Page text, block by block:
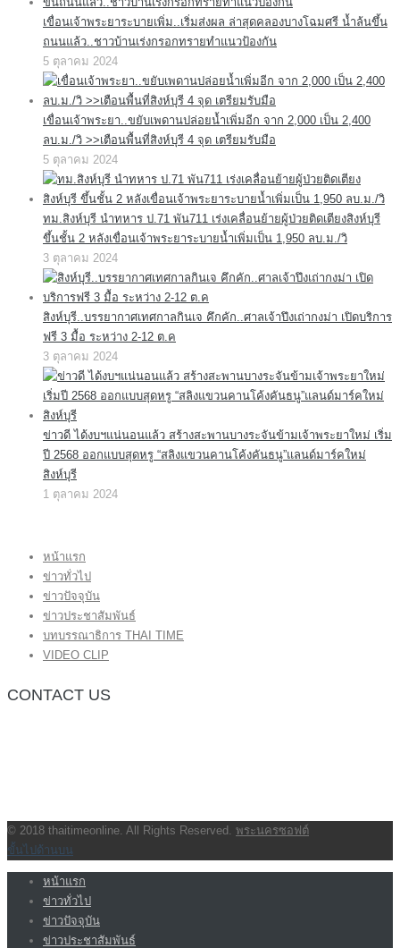
เขื่อนเจ้าพระยาระบายเพิ่ม..เริ่มส่งผล ล่าสุดคลองบางโฉมศรี น้ำล้นขึ้น
ถนนแล้ว..ชาวบ้านเร่งกรอกทรายทำแนวป้องกัน
5 ตุลาคม 2024
เขื่อนเจ้าพระยา..ขยับเพดานปล่อยน้ำเพิ่มอีก จาก 2,000 เป็น 2,400
ลบ.ม./วิ >>เตือนพื้นที่สิงห์บุรี 4 จุด เตรียมรับมือ
5 ตุลาคม 2024
ทม.สิงห์บุรี นำทหาร ป.71 พัน711 เร่งเคลื่อนย้ายผู้ป่วยติดเตียงสิงห์บุรี
ขึ้นชั้น 2 หลังเขื่อนเจ้าพระยาระบายน้ำเพิ่มเป็น 1,950 ลบ.ม./วิ
3 ตุลาคม 2024
สิงห์บุรี..บรรยากาศเทศกาลกินเจ คึกคัก..ศาลเจ้าปึงเถ่ากงม่า เปิดบริการ
ฟรี 3 มื้อ ระหว่าง 2-12 ต.ค
3 ตุลาคม 2024
ข่าวดี ได้งบฯแน่นอนแล้ว สร้างสะพานบางระจันข้ามเจ้าพระยาใหม่ เริ่ม
ปี 2568 ออกแบบสุดหรู “สลิงแขวนคานโค้งคันธนู”แลนด์มาร์คใหม่
สิงห์บุรี
1 ตุลาคม 2024
หน้าแรก
ข่าวทั่วไป
ข่าวปัจจุบัน
ข่าวประชาสัมพันธ์
บทบรรณาธิการ THAI TIME
VIDEO CLIP
CONTACT US
© 2018 thaitimeonline. All Rights Reserved. พระนครซอฟต์
ขั้นไปด้านบน
หน้าแรก
ข่าวทั่วไป
ข่าวปัจจุบัน
ข่าวประชาสัมพันธ์